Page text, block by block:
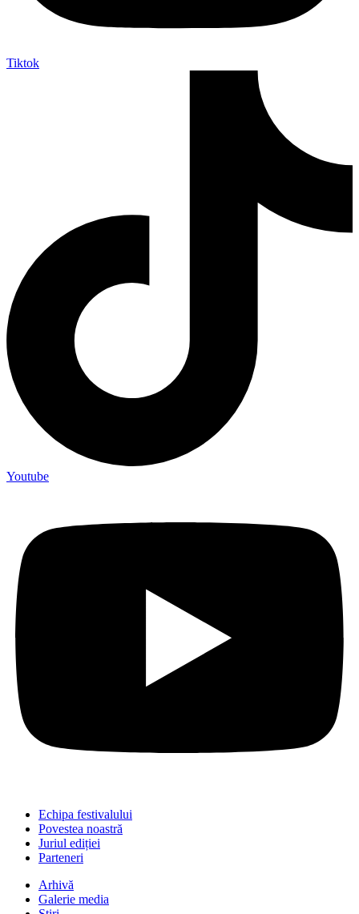
Tiktok
Youtube
Echipa festivalului
Povestea noastră
Juriul ediției
Parteneri
Arhivă
Galerie media